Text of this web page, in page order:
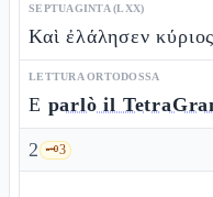
SEPTUAGINTA (LXX)
Καὶ ἐλάλησεν
LETTURA ORTODOSSA
E parlò il
2 🗝️3